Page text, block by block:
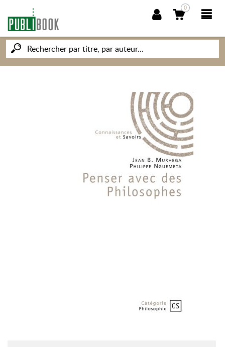
0
NOUVEAUTÉS
PUBLIBOOK
SOCIÉTÉ DES ÉCRIVAINS
CONNAISSANCES ET SAVOIRS
MON PETIT ÉDITEUR